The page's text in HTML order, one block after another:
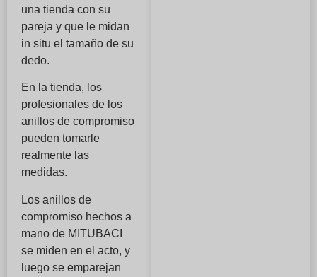
una tienda con su
pareja y que le midan
in situ el tamaño de su
dedo.
En la tienda, los
profesionales de los
anillos de compromiso
pueden tomarle
realmente las
medidas.
Los anillos de
compromiso hechos a
mano de MITUBACI
se miden en el acto, y
luego se emparejan